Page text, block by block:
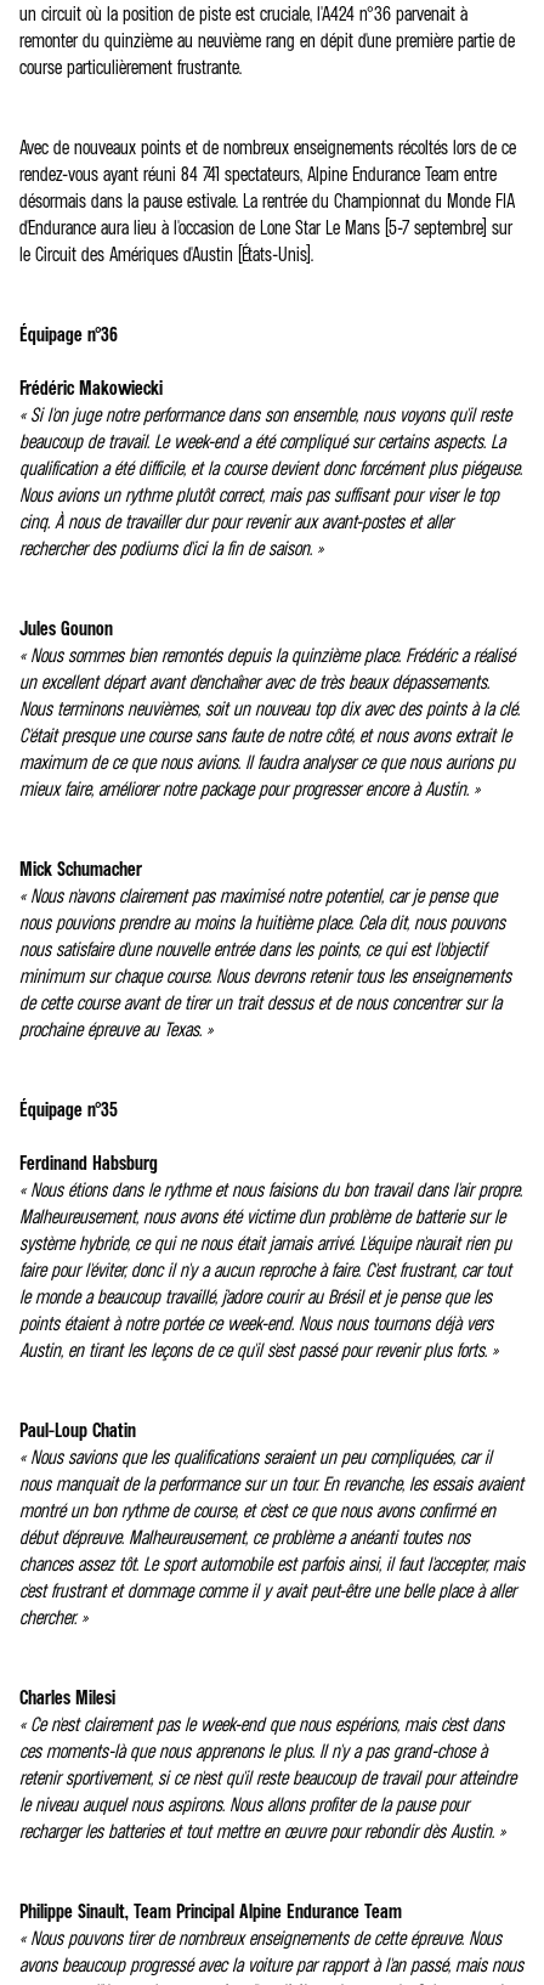
un circuit où la position de piste est cruciale, l'A424 n°36 parvenait à
remonter du quinzième au neuvième rang en dépit d'une première partie de
course particulièrement frustrante.
Avec de nouveaux points et de nombreux enseignements récoltés lors de ce
rendez-vous ayant réuni 84 741 spectateurs, Alpine Endurance Team entre
désormais dans la pause estivale. La rentrée du Championnat du Monde FIA
d'Endurance aura lieu à l'occasion de Lone Star Le Mans (5-7 septembre) sur
le Circuit des Amériques d'Austin (États-Unis).
Équipage n°36
Frédéric Makowiecki
« Si l'on juge notre performance dans son ensemble, nous voyons qu'il reste
beaucoup de travail. Le week-end a été compliqué sur certains aspects. La
qualification a été difficile, et la course devient donc forcément plus piégeuse.
Nous avions un rythme plutôt correct, mais pas suffisant pour viser le top
cinq. À nous de travailler dur pour revenir aux avant-postes et aller
rechercher des podiums d'ici la fin de saison. »
Jules Gounon
« Nous sommes bien remontés depuis la quinzième place. Frédéric a réalisé
un excellent départ avant d'enchaîner avec de très beaux dépassements.
Nous terminons neuvièmes, soit un nouveau top dix avec des points à la clé.
C'était presque une course sans faute de notre côté, et nous avons extrait le
maximum de ce que nous avions. Il faudra analyser ce que nous aurions pu
mieux faire, améliorer notre package pour progresser encore à Austin. »
Mick Schumacher
« Nous n'avons clairement pas maximisé notre potentiel, car je pense que
nous pouvions prendre au moins la huitième place. Cela dit, nous pouvons
nous satisfaire d'une nouvelle entrée dans les points, ce qui est l'objectif
minimum sur chaque course. Nous devrons retenir tous les enseignements
de cette course avant de tirer un trait dessus et de nous concentrer sur la
prochaine épreuve au Texas. »
Équipage n°35
Ferdinand Habsburg
« Nous étions dans le rythme et nous faisions du bon travail dans l'air propre.
Malheureusement, nous avons été victime d'un problème de batterie sur le
système hybride, ce qui ne nous était jamais arrivé. L'équipe n'aurait rien pu
faire pour l'éviter, donc il n'y a aucun reproche à faire. C'est frustrant, car tout
le monde a beaucoup travaillé, j'adore courir au Brésil et je pense que les
points étaient à notre portée ce week-end. Nous nous tournons déjà vers
Austin, en tirant les leçons de ce qu'il s'est passé pour revenir plus forts. »
Paul-Loup Chatin
« Nous savions que les qualifications seraient un peu compliquées, car il
nous manquait de la performance sur un tour. En revanche, les essais avaient
montré un bon rythme de course, et c'est ce que nous avons confirmé en
début d'épreuve. Malheureusement, ce problème a anéanti toutes nos
chances assez tôt. Le sport automobile est parfois ainsi, il faut l'accepter, mais
c'est frustrant et dommage comme il y avait peut-être une belle place à aller
chercher. »
Charles Milesi
« Ce n'est clairement pas le week-end que nous espérions, mais c'est dans
ces moments-là que nous apprenons le plus. Il n'y a pas grand-chose à
retenir sportivement, si ce n'est qu'il reste beaucoup de travail pour atteindre
le niveau auquel nous aspirons. Nous allons profiter de la pause pour
recharger les batteries et tout mettre en œuvre pour rebondir dès Austin. »
Philippe Sinault, Team Principal Alpine Endurance Team
« Nous pouvons tirer de nombreux enseignements de cette épreuve. Nous
avons beaucoup progressé avec la voiture par rapport à l'an passé, mais nous